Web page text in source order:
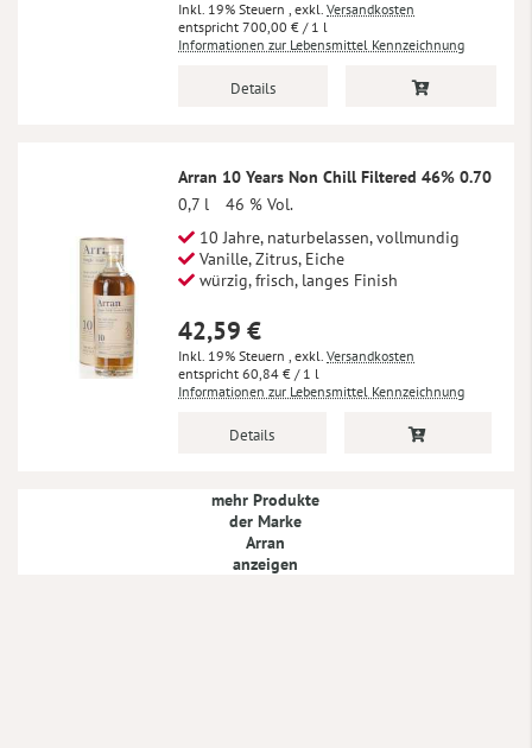
Inkl. 19% Steuern , exkl. Versandkosten
700,00 € / 1 l
Informationen zur Lebensmittel Kennzeichnung
Details
Arran 10 Years Non Chill Filtered 46% 0.70
0,7 l
46 % Vol.
10 Jahre, naturbelassen, vollmundig
Vanille, Zitrus, Eiche
würzig, frisch, langes Finish
42,59 €
Inkl. 19% Steuern , exkl. Versandkosten
60,84 € / 1 l
Informationen zur Lebensmittel Kennzeichnung
Details
mehr Produkte
der Marke
Arran
anzeigen